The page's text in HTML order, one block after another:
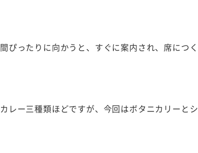
ぴったりに向かうと、すぐに案内され、席につ
レー三種類ほどですが、今回はボタニカリーと